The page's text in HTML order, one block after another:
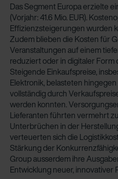
Das Segment Europa erzielte
(Vorjahr: 41.6 Mio. EUR).
Effizienzsteigerungen wurden
Zudem blieben die Kosten für
Veranstaltungen auf einem
reduziert oder in digitaler
Steigende Einkaufspreise,
Elektronik, belasteten
vollständig durch
werden konnten.
Lieferanten führten vermehrt
Unterbrüchen in der
verteuerten sich die
Stärkung der
Group ausserdem ihre
Entwicklung neuer, innovativer